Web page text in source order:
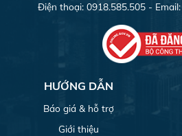
Điện thoại: 0918.585.505 - Email:
HƯỚNG DẪN
Báo giá & hỗ trợ
Giới thiệu